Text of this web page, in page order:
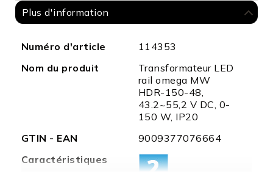
Plus d'information
Plus
Numéro d'article
114353
Nom du produit
Transformateur LED
rail omega MW
HDR-150-48,
43.2~55,2 V DC, 0-
150 W, IP20
GTIN - EAN
9009377076664
Caractéristiques